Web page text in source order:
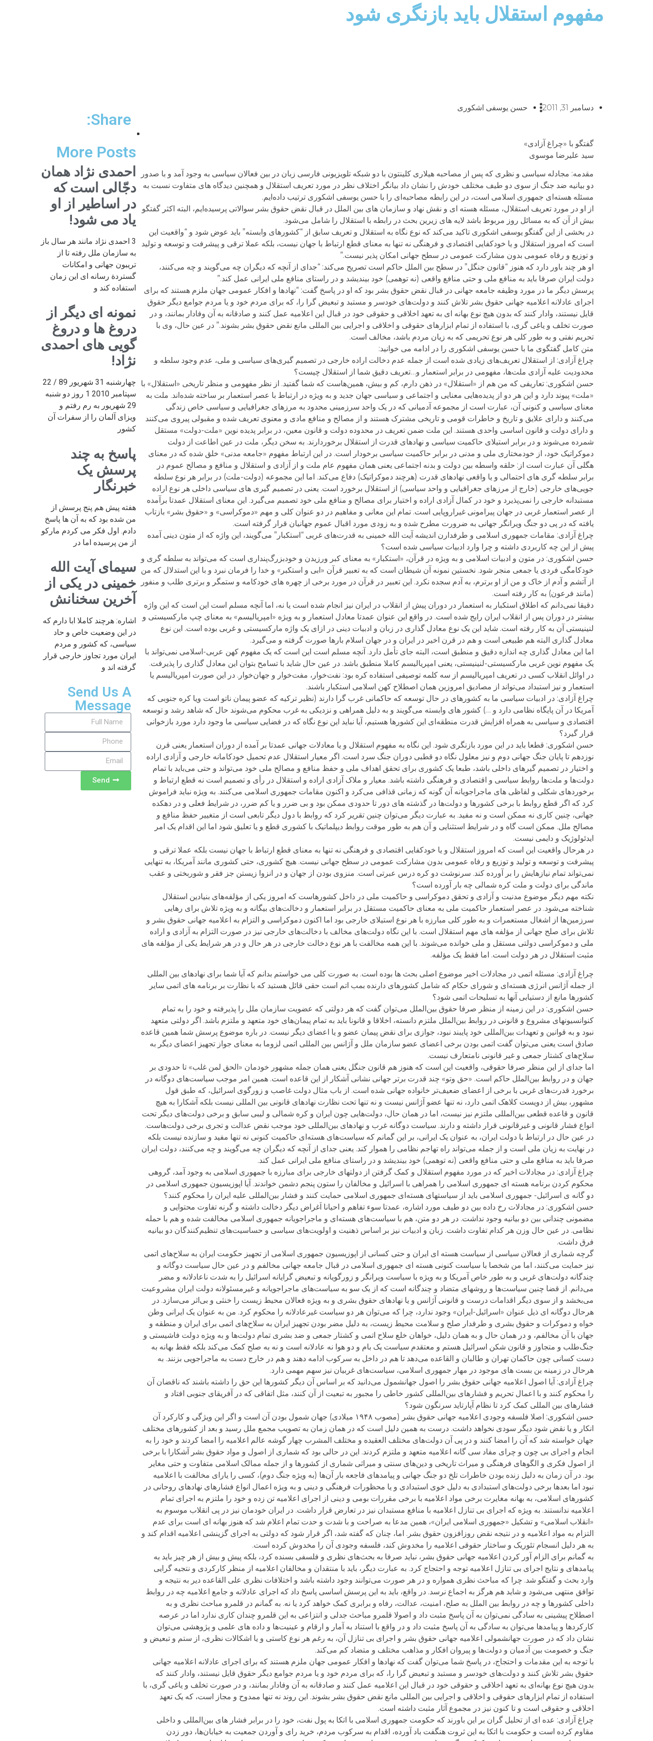
مفهوم استقلال باید بازنگری شود
دسامبر 31, 2011 حسن یوسفی اشکوری
گفتگو با «چراغ آزادی»
سید علیرضا موسوی
مقدمه: مجادله سیاسی و نظری که پس از مصاحبه هیلاری کلینتون با دو شبکه تلویزیونی فارسی زبان در بین فعالان سیاسی به وجود آمد و با صدور
دو بیانیه ضد جنگ از سوی دو طیف مختلف خودش را نشان داد بیانگر اختلاف نظر در مورد تعریف استقلال و همچنین دیدگاه های متفاوت نسبت به
مسئله هسته‌ای جمهوری اسلامی است، در این رابطه مصاحبه‌ای را با حسن یوسفی اشکوری ترتیب داده‌ایم‌.
از او در مورد تعریف استقلال، مسئله هسته ای و نقش نهاد و سازمان های بین الملل در قبال نقض حقوق بشر سوالاتی پرسیده‌ایم، البته اکثر گفتگو
بیش از آن که به مسائل روز مربوط باشد لایه های زیرین بحث در رابطه با استقلال را شامل می‌شود.
در بخشی از این گفتگو یوسفی اشکوری تاکید می‌کند که نوع نگاه به استقلال و تعریف سابق از “کشورهای وابسته” باید عوض شود و “واقعیت این
است که امروز استقلال و یا خودکفایی اقتصادی و فرهنگی نه تنها به معنای قطع ارتباط با جهان نیست، بلکه عملا ترقی و پیشرفت و توسعه و تولید
و توزیع و رفاه عمومی بدون مشارکت عمومی در سطح جهانی امکان پذیر نیست.”
او هر چند باور دارد که هنوز “قانون جنگل” در سطح بین الملل حاکم است تصریح می‌کند: “جدای از آنچه که دیگران چه می‌گویند و چه می‌کنند،
دولت ایران صرفا باید به منافع ملی و حتی منافع واقعی (نه توهمی) خود بیندیشد و در راستای منافع ملی ایرانی عمل کند.”
پرسش دیگر ما در مورد وظیفه جامعه جهانی در قبال نقض حقوق بشر بود که او در پاسخ گفت: “نهادها و افکار عمومی جهان ملزم هستند که برای
اجرای عادلانه اعلامیه جهانی حقوق بشر تلاش کنند و دولت‌های خودسر و مستبد و تبعیض گرا را، که برای مردم خود و یا مردم جوامع دیگر حقوق
قایل نیستند، وادار کنند که بدون هیچ نوع بهانه ای به تعهد اخلاقی و حقوقی خود در قبال این اعلامیه عمل کنند و صادقانه به آن وفادار بمانند، و در
صورت تخلف و یاغی گری، با استفاده از تمام ابزارهای حقوقی و اخلاقی و اجرایی بین المللی مانع نقض حقوق بشر بشوند.” در عین حال، وی با
تحریم نفتی و به طور کلی هر نوع تحریمی که به زیان مردم باشد، مخالف است.
متن کامل گفتگوی ما با حسن یوسفی اشکوری را در ادامه می خوانید:
چراغ آزادی: از استقلال تعریف‌های زیادی شده است از جمله عدم دخالت اراده خارجی در تصمیم گیری‌های سیاسی و ملی، عدم وجود سلطه و
محدودیت علیه آزادی ملت‌ها، مفهومی در برابر استعمار و…تعریف دقیق شما از استقلال چیست؟
حسن اشکوری: تعاریفی که من هم از «استقلال» در ذهن دارم، کم و بیش، همین‌هاست که شما گفتید. از نظر مفهومی و منظر تاریخی «استقلال» با
«ملت» پیوند دارد و این هر دو از پدیده‌هایی معنایی و اجتماعی و سیاسی جهان جدید و به ویژه در ارتباط با عصر استعمار بر ساخته شده‌اند. ملت به
معنای سیاسی و کنونی آن، عبارت است از مجموعه آدمیانی که در یک واحد سرزمینی محدود به مرزهای جغرافیایی و سیاسی خاص زندگی
می‌کنند و دارای علایق و تاریخ و خاطرات قومی و تاریخی مشترک هستند و از مصالح و منافع مادی و معنوی تعریف شده و مقبولی پیروی می‌کنند
و دارای دولت و قانون اساسی واحدی هستند. این ملت ضمن تعریف در محدوده دولت و قانون معین، در برابر پدیده نوین «ملت-دولت» مستقل
شمرده می‌شوند و در برابر استیلای حاکمیت سیاسی و نهادهای قدرت از استقلال برخوردارند. به سخن دیگر، ملت در عین اطاعت از دولت
دموکراتیک خود، از خودمختاری ملی و مدنی در برابر حاکمیت سیاسی برخودار است. در این ارتباط مفهوم «جامعه مدنی» خلق شده که در معنای
هگلی آن عبارت است از: حلقه واسطه بین دولت و بدنه اجتماعی یعنی همان مفهوم عام ملت و از آزادی و استقلال و منافع و مصالح عموم در
برابر سلطه گری های احتمالی و یا واقعی نهادهای قدرت (هرچند دموکراتیک) دفاع می‌کند. اما این مجموعه (دولت-ملت) در برابر هر نوع سلطه
جویی‌های خارجی (خارج از مرزهای جغرافیایی و واحد سیاسی) از استقلال برخورد است. یعنی در تصمیم گیری های سیاسی داخلی هر نوع اراده
مستبدانه خارجی را نمی‌پذیرد و خود در کمال آزادی اراده و اختیار برای مصالح و منافع ملی خود تصمیم می‌گیرد. این معنای استقلال عمدتا برآمده
از عصر استعمار غربی در جهان پیرامونی غیراروپایی است. تمام این معانی و مفاهیم در دو عنوان کلی و مهم «دموکراسی» و «حقوق بشر» بازتاب
یافته که در پی دو جنگ ویرانگر جهانی به ضرورت مطرح شده و به زودی مورد اقبال عموم جهانیان قرار گرفته است.
چراغ آزادی: مقامات جمهوری اسلامی و طرفدارن اندیشه آیت الله خمینی به قدرت‌های غربی “استکبار” می‌گویند، این واژه که از متون دینی آمده
پیش از این چه کاربردی داشته و چرا وارد ادبیات سیاسی شده است؟
حسن اشکوری: در متون و ادبیات اسلامی و به ویژه در قرآن، «استکبار» به معنای کبر ورزیدن و خودبزرگ‌پنداری است که می‌تواند به سلطه گری و
خودکامگی فردی یا جمعی منجر شود. نخستین نمونه آن شیطان است که به تعبیر قرآن «ابی و استکبر» و خدا را فرمان نبرد و با این استدلال که من
از آتشم و آدم از خاک و من از او برترم، به آدم سجده نکرد. این تعبیر در قرآن در مورد برخی از چهره های خودکامه و ستمگر و برتری طلب و منفور
(مانند فرعون) به کار رفته است.
دقیقا نمی‌دانم که اطلاق استکبار به استعمار در دوران پیش از انقلاب در ایران نیز انجام شده است یا نه، اما آنچه مسلم است این است که این واژه
بیشتر در دوران پس از انقلاب ایران رایج شده است. در واقع این عنوان عمدتا معادل استعمار و به ویژه «امپریالیسم» به معنای چپ مارکسیستی و
لنینیستی آن به کار رفته است. شاید این یک نوع معادل گذاری در زبان و ادبیات دینی در ازای یک واژه مارکسیستی و غربی بوده است. این نوع
معادل گذاری البته هم طبیعی است و هم در قرن اخیر در ایران و در جهان اسلام بارها صورت گرفته و می‌گیرد.
اما این معادل گذاری چه اندازه دقیق و منطبق است، البته جای تأمل دارد. آنچه مسلم است این است که یک مفهوم کهن عربی-اسلامی نمی‌تواند با
یک مفهوم نوین غربی مارکسیستی-لنینیستی، یعنی امپریالیسم کاملا منطبق باشد. در عین حال شاید با تسامح بتوان این معادل گذاری را پذیرفت.
در اوائل انقلاب کسی در تعریف امپریالیسم از سه کلمه توصیفی استفاده کره بود: نفت‌خوار، مفت‌خوار و جهان‌خوار. در این صورت امپریالیسم یا
استعمار و نیز استبداد می‌تواند از مصادیق امروزین همان اصطلاح کهن اسلامی استکبار باشند.
چراغ آزادی: در ادبیات سیاسی ما به کشورهای در حال توسعه که حاکمانی غرب گرا دارند (نظیر ترکیه که عضو پیمان ناتو است ویا کره جنوبی که
آمریکا در آن پایگاه نظامی دارد و …) کشور های وابسته می‌گویند و به دلیل همراهی و نزدیکی به غرب محکوم می‌شوند حال که شاهد رشد و توسعه
اقتصادی و سیاسی به همراه افزایش قدرت منطقه‌ای این کشورها هستیم، آیا نباید این نوع نگاه که در فضایی سیاسی ما وجود دارد مورد بازخوانی
قرار گیرد؟
حسن اشکوری: قطعا باید در این مورد بازنگری شود. این نگاه به مفهوم استقلال و یا معادلات جهانی عمدتا بر آمده از دوران استعمار یعنی قرن
نوزدهم تا پایان جنگ جهانی دوم و نیز معلول نگاه دو قطبی دوران جنگ سرد است. اگر معیار استقلال عدم تحمیل خودکامانه خارجی و آزادی اراده
و اختیار در تصمیم گیرهای داخلی باشد، طبعا یک کشوری برای تحقق اهداف ملی و حفظ منافع و مصالح ملی خود می‌تواند و حتی می‌باید با تمام
دولت‌ها و ملت‌ها روابط سیاسی و اقتصادی و فرهنگی داشته باشد. معیار و ملاک آزادی اراده و استقلال در رأی و تصمیم است نه قطع ارتباط و
برخوردهای شکلی و لفاظی های ماجراجویانه آن گونه که زمانی قذافی می‌کرد و اکنون مقامات جمهوری اسلامی می‌کنند. به ویژه نباید فراموش
کرد که اگر قطع روابط با برخی کشورها و دولت‌ها در گذشته های دور تا حدودی ممکن بود و بی ضرر و یا کم ضرر، در شرایط فعلی و در دهکده
جهانی، چنین کاری نه ممکن است و نه مفید. به عبارت دیگر می‌توان چنین تقریر کرد که روابط با دول دیگر تابعی است از متغییر حفظ منافع و
مصالح ملل. ممکن است گاه و در شرایط استثنایی و آن هم به طور موقت روابط دیپلماتیک با کشوری قطع و یا تعلیق شود اما این اقدام یک امر
ایدئولوژیک و دایمی نیست.
در هرحال واقعیت این است که امروز استقلال و یا خودکفایی اقتصادی و فرهنگی نه تنها به معنای قطع ارتباط با جهان نیست بلکه عملا ترقی و
پیشرفت و توسعه و تولید و توزیع و رفاه عمومی بدون مشارکت عمومی در سطح جهانی نیست. هیچ کشوری، حتی کشوری مانند آمریکا، به تنهایی
نمی‌تواند تمام نیازهایش را بر آورده کند. سرنوشت دو کره درس عبرتی است. منزوی بودن از جهان و در انزوا زیستن جز فقر و شوربختی و عقب
ماندگی برای دولت و ملت کره شمالی چه بار آورده است؟
نکته مهم دیگر موضوع مدنیت و آزادی و تحقق دموکراسی و حاکمیت ملی در داخل کشورهاست که امروز یکی از مؤلفه‌های بنیادین استقلال
شناخته می‌شود. در عصر استعمار حاکمیت ملی به معنای حاکمیت مستقل در برابر استعمار و دخالت‌های بیگانه و به ویژه تلاش برای رهایی
سرزمین‌ها از اشغال مستعمرات و به طور کلی مبارزه با هر نوع استیلای خارجی بود اما اکنون دموکراسی و التزام به اعلامیه جهانی حقوق بشر و
تلاش برای صلح جهانی از مؤلفه های مهم استقلال است. با این نگاه دولت‌های مخالف با دخالت‌های خارجی نیز در صورت التزام به آزادی و اراده
ملی و دموکراسی دولتی مستقل و ملی خوانده می‌شوند. با این همه مخالفت با هر نوع دخالت خارجی در هر حال و در هر شرایط یکی از مؤلفه های
مثبت استقلال در هر دولت است. اما فقط یک مؤلفه.
چراغ آزادی: مسئله اتمی در مجادلات اخیر موضوع اصلی بحث ها بوده است. به صورت کلی می خواستم بدانم که آیا شما برای نهادهای بین المللی
از جمله آژانس انرژی هسته‌ای و شورای حکام که شامل کشور‌های دارنده بمب اتم است حقی قائل هستید که با نظارت بر برنامه های اتمی سایر
کشورها مانع از دستیابی آنها به تسلیحات اتمی شود؟
حسن اشکوری: در این زمینه از منظر صرفا حقوق بین‌الملل می‌توان گفت که هر دولتی که عضویت سازمان ملل را پذیرفته و خود را به تمام
کنوانسیونهای مشروع و قانونی در روابط بین‌الملل ملتزم دانسته، اخلاقا و قانونا باید به تمام پیمان‌های خود متعهد و ملتزم باشد. اگر دولتی متعهد
نبود و به قوانین و تعهدات بین‌المللی خود پایبند نبود، جوازی برای نقض پیمان عضو و یا اعضای دیگر نیست. در باره موضوع پرسش شما همین قاعده
صادق است یعنی می‌توان گفت اتمی بودن برخی اعضای عضو سازمان ملل و آژانس بین المللی اتمی لزوما به معنای جواز تجهیز اعضای دیگر به
سلاح‌های کشتار جمعی و غیر قانونی نامتعارف نیست.
اما جدای از این منظر صرفا حقوقی، واقعیت این است که هنوز هم قانون جنگل یعنی همان جمله مشهور خودمان «الحق لمن غلب» تا حدودی بر
جهان و در روابط بین‌الملل حاکم است. «حق وتو» چند قدرت برتر جهانی نشانی آشکار از این قاعده است. همین امر موجب سیاست‌های دوگانه در
برخورد قدرت‌های غربی با برخی از اعضای ضعیف‌تر خانواده جهانی شده است. از باب مثال دولت غاصب و زورگوی اسرائیل، که طبق قول
مشهور، بیش از دویست کلاهک اتمی دارد، نه تنها عضو آژانس نیست و نه تنها تحت نظارت نهادهای قانونی بین المللی نیست بلکه آشکارا به هیچ
قانون و قاعده قطعی بین‌المللی ملتزم نیز نیست، اما در همان حال، دولت‌هایی چون ایران و کره شمالی و لیبی سابق و برخی دولت‌های دیگر تحت
انواع فشار قانونی و غیرقانونی قرار داشته و دارند. سیاست دوگانه غرب و نهادهای بین‌المللی خود موجب نقض عدالت و تجری برخی دولت‌هاست.
در عین حال در ارتباط با دولت ایران، به عنوان یک ایرانی، بر این گمانم که سیاست‌های هسته‌ای حاکمیت کنونی نه تنها مفید و سازنده نیست بلکه
در نهایت به زیان ملی است و از جمله می‌تواند راه تهاجم نظامی را هموار کند. یعنی جدای از آنچه که دیگران چه می‌گویند و چه می‌کنند، دولت ایران
صرفا باید به منافع ملی و حتی منافع واقعی (نه توهمی) خود بیندیشد و در راستای منافع ملی ایرانی عمل کند.
چراغ آزادی: در مجادلات اخیر که در مورد مفهوم استقلال و کمک گرفتن از دولتهای خارجی برای مبارزه با جمهوری اسلامی به وجود آمد، گروهی
محکوم کردن برنامه هسته ای جمهوری اسلامی را همراهی با اسرائیل و مخالفان را ستون پنجم دشمن خواندند. آیا اپوزیسیون جمهوری اسلامی در
دو گانه ی اسرائیل- جمهوری اسلامی باید از سیاستهای هسته‌ای جمهوری اسلامی حمایت کنند و فشار بین‌المللی علیه ایران را محکوم کنند؟
حسن اشکوری: در مجادلات رخ داده بین دو طیف مورد اشاره، عمدتا سوء تفاهم و احیانا اَغراض دیگر دخالت داشته و گرنه تفاوت محتوایی و
مضمونی چندانی بین دو بیانیه وجود نداشت. در هر دو متن، هم با سیاست‌های هسته‌ای و ماجراجویانه جمهوری اسلامی مخالفت شده و هم با حمله
نظامی. در عین حال وزن هر کدام تفاوت داشت. زبان و ادبیات نیز بر اساس ذهنیت و اولویت‌های سیاسی و حساسیت‌های تنظیم‌کنندگان دو بیانیه
فرق داشت.
گرچه شماری از فعالان سیاسی از سیاست هسته ای ایران و حتی کسانی از اپوزیسیون جمهوری اسلامی از تجهیز حکومت ایران به سلاح‌های اتمی
نیز حمایت می‌کنند، اما من شخصا با سیاست کنونی هسته ای جمهوری اسلامی در قبال جامعه جهانی مخالفم و در عین حال سیاست دوگانه و
چندگانه دولت‌های غربی و به طور خاص آمریکا و به ویژه با سیاست ویرانگر و زورگویانه و تبعیض گرایانه اسرائیل را به شدت ناعادلانه و مضر
می‌دانم. از قضا چنین سیاست‌ها و روشهای متضاد و چندگانه است که از یک سو به سیاست‌های ماجراجویانه و غیرمسئولانه دولت ایران مشروعیت
می‌بخشد و از سوی دیگر اقدامات درست و قانونی آژانس و یا نهادهای حقوق بشری و به ویژه فعالان محیط زیست را خنثی و بی‌اثر می‌سازد. در
هرحال دوگانه ای ذیل عنوان «اسرائیل-ایران» وجود ندارد، چرا که می‌توان هر دو سیاست غیرعادلانه را محکوم کرد. من به عنوان یک ایرانی وطن
خواه و دموکرات و حقوق بشری و طرفدار صلح و سلامت محیط زیست، به دلیل مضر بودن تجهیز ایران به سلاح‌های اتمی برای ایران و منطقه و
جهان با آن مخالفم، و در همان حال و به همان دلیل، خواهان خلع سلاح اتمی و کشتار جمعی و ضد بشری تمام دولت‌ها و به ویژه دولت فاشیستی و
جنگ‌طلب و متجاوز و قانون شکن اسرائیل هستم و معتقدم سیاست یک بام و دو هوا نه عادلانه است و نه به صلح کمک می‌کند بلکه فقط بهانه به
دست کسانی چون حاکمان تهران و طالبان و القاعده می‌دهد تا هم در داخل به سرکوب ادامه دهند و هم در خارج دست به ماجراجویی بزنند. به
هرحال در زمینه بن بست های موجود در مهار جمهوری اسلامی، سیاست‌های غربیان نیز سهم مهمی دارد.
چراغ آزادی: آیا اصول اعلامیه جهانی حقوق بشر را اصول جهانشمول می‌دانید که بر اساس آن دیگر کشورها این حق را داشته باشند که ناقضان آن
را محکوم کنند و با اعمال تحریم و فشارهای بین‌المللی کشور خاطی را مجبور به تبعیت از آن کنند، مثل اتفاقی که در آفریقای جنوبی افتاد و
فشارهای بین المللی کمک کرد تا نظام آپارتاید سرنگون شود؟
حسن اشکوری: اصلا فلسفه وجودی اعلامیه جهانی حقوق بشر (مصوب ۱۹۴۸ میلادی) جهان شمول بودن آن است و اگر این ویژگی و کارکرد آن
انکار و یا نقض شود دیگر سودی نخواهد داشت. درست به همین دلیل است که در همان زمان به تصویب مجمع ملل رسید و بعد از کشورهای مختلف
جهان خواسته شد که آن را امضا کنند و در پی آن دولت‌های مختلف العقیده و مختلف المشرب چهار گوشه عالم اعلامیه را امضا کردند و خود را به
انجام و اجرای بی چون و چرای مفاد سی گانه اعلامیه متعهد و ملتزم کردند. این در حالی بود که شماری از اصول و مواد حقوق بشر آشکارا با برخی
از اصول فکری و الگوهای فرهنگی و میراث تاریخی و دین‌های سنتی و میراثی شماری از کشورها و از جمله ممالک اسلامی متفاوت و حتی مغایر
بود. در آن زمان به دلیل زنده بودن خاطرات تلخ دو جنگ جهانی و پیامدهای فاجعه بار آن‌ها (به ویژه جنگ دوم)، کسی را یارای مخالفت با اعلامیه
نبود اما بعدها برخی دولت‌های استبدادی به دلیل خوی استبدادی و یا محظورات فرهنگی و دینی و به ویژه اعمال انواع فشارهای نهادهای روحانی در
کشورهای اسلامی، به بهانه مغایرت برخی مواد اعلامیه با برخی مقررات بومی و دینی از اجرای اعلامیه تن زده و خود را ملتزم به اجرای تمام
اعلامیه ندانستند. به ویژه که اجرای بی تنازل اعلامیه با منافع مستبدان نیز در تعارض قرار داشت. در ایران خودمان نیز در پی انقلاب موسوم به
«انقلاب اسلامی» و تشکیل «جمهوری اسلامی ایران»، همین مدعا به صراحت و با شدت و حدت تمام اعلام شد که هنوز بهانه ای است برای عدم
التزام به مواد اعلامیه و در نتیجه نقض روزافزون حقوق بشر. اما، چنان که گفته شد، اگر قرار شود که دولتی به اجرای گزینشی اعلامیه اقدام کند و
به هر دلیل انسجام تئوریک و ساختار حقوقی اعلامیه را مخدوش کند، فلسفه وجودی آن را مخدوش کرده است.
به گمانم برای الزام آور کردن اعلامیه جهانی حقوق بشر، نباید صرفا به بحث‌های نظری و فلسفی بسنده کرد، بلکه پیش و بیش از هر چیز باید به
پیامدهای و نتایج اجرای بی تنازل اعلامیه توجه و احتجاج کرد. به عبارت دیگر، باید با منتقدان و مخالفان اعلامیه از منظر کارکردی و نتجیه گرایی
وارد بحث و گفتگو شد. چرا که مباحث نظری همواره و در هر صورت می‌توانند وجود داشته باشد و اختلافات نظری علی القاعده دیر به نتیجه و
توافق منتهی می‌شود و شاید هم هرگز به اجماع نرسد. در واقع، باید به این پرسش اساسی پاسخ داد که اجرای عادلانه و جامع اعلامیه چه در روابط
داخلی کشورها و چه در روابط بین الملل به صلح، امنیت، عدالت، رفاه و برابری کمک خواهد کرد یا نه. به گمانم در قلمرو مباحث نظری و به
اصطلاح پیشینی به سادگی نمی‌توان به آن پاسخ مثبت داد و اصولا قلمرو مباحث جدلی و انتزاعی به این قلمرو چندان کاری ندارد اما در عرصه
کارکردها و پیامدها می‌توان به سادگی به آن پاسخ مثبت داد و در واقع با استناد به آمار و ارقام و عینیت‌ها و داده های علمی و پژوهشی می‌توان
نشان داد که در صورت جهانشمولی اعلامیه جهانی حقوق بشر و اجرای بی تنازل آن، به رغم هر نوع کاستی و یا اشکالات نظری، از ستم و تبعیض و
جنگ و خصومت بین آدمیان و دولت‌ها و پیروان افکار و مذاهب مختلف و متضاد کم می‌کند.
با توجه به این مقدمات و احتجاج، در پاسخ شما می‌توان گفت که نهادها و افکار عمومی جهان ملزم هستند که برای اجرای عادلانه اعلامیه جهانی
حقوق بشر تلاش کنند و دولت‌های خودسر و مستبد و تبعیض گرا را، که برای مردم خود و یا مردم جوامع دیگر حقوق قایل نیستند، وادار کنند که
بدون هیچ نوع بهانه‌ای به تعهد اخلاقی و حقوقی خود در قبال این اعلامیه عمل کنند و صادقانه به آن وفادار بمانند، و در صورت تخلف و یاغی گری، با
استفاده از تمام ابزارهای حقوقی و اخلاقی و اجرایی بین المللی مانع نقض حقوق بشر بشوند. این روند نه تنها ممدوح و مجاز است، که یک تعهد
اخلاقی و حقوقی است و تا کنون نیز در مجموع آثار مثبت داشته است.
چراغ آزادی: عده ای از تحلیل گران بر این باورند که حکومت جمهوری اسلامی با اتکا به پول نفت، خود را در برابر فشار های بین‌المللی و داخلی
مقاوم کرده است و حکومت با اتکا به این ثروت هنگفت باد آورده، اقدام به سرکوب مردم، خرید رای و آوردن جمعیت به خیابان‌ها، دور زدن
Share:
More Posts
احمدی نژاد همان
دجّالی است که
در اساطیر از او
یاد می شود!
3 احمدی نژاد مانند هر سال باز
به سازمان ملل رفته تا از
تریبون جهانی و امکانات
گستردة رسانه ای این زمان
استفاده کند و
نمونه ای دیگر از
دروغ ها و دروغ
گویی های احمدی
نژاد!
چهارشنبه 31 شهریور 89 / 22
سپتامبر 2010 1 روز دو شنبه
29 شهریور به رم رفتم و
ویزای آلمان را از سفرات آن
کشور
پاسخ به چند
پرسش یک
خبرنگار
هفته پیش هم پنج پرسش از
من شده بود که به آن ها پاسخ
دادم. اول فکر می کردم مارکو
از من پرسیده اما در
سیمای آیت الله
خمینی در یکی از
آخرین سخنانش
اشاره: هرچند کاملا ابا دارم که
در این وضعیت خاص و حاد
سیاسی، که کشور و مردم
ایران مورد تجاوز خارجی قرار
گرفته اند و
Send Us A
Message
Send